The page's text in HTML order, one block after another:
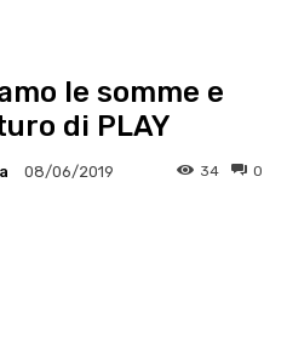
le somme e
di PLAY
08/06/2019 0
34